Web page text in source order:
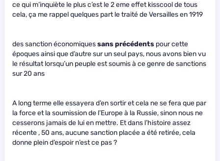
ce qui m’inquiète le plus c’est le 2 eme effet kisscool de tous
cela, ça me rappel quelques part le traité de Versailles en 1919
des sanction économiquessans précédents pour cette
époques ainsi que d’autre sur un seul pays, nous avons bien vu
le résultat lorsqu’un peuple est soumis à ce genre de sanctions
sur 20 ans
A long terme elle essayera d’en sortir et cela ne se fera que par
la force et la soumission de l’Europe à la Russie, sinon nous ne
cesserons jamais de lui en mettre. Et dans l’histoire assez
récente , 50 ans, aucune sanction placée a été retirée, cela
donne plein d’espoir n’est ce pas ?